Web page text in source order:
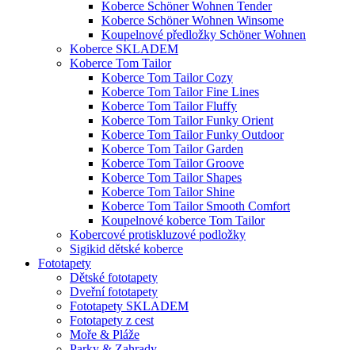
Koberce Schöner Wohnen Tender
Koberce Schöner Wohnen Winsome
Koupelnové předložky Schöner Wohnen
Koberce SKLADEM
Koberce Tom Tailor
Koberce Tom Tailor Cozy
Koberce Tom Tailor Fine Lines
Koberce Tom Tailor Fluffy
Koberce Tom Tailor Funky Orient
Koberce Tom Tailor Funky Outdoor
Koberce Tom Tailor Garden
Koberce Tom Tailor Groove
Koberce Tom Tailor Shapes
Koberce Tom Tailor Shine
Koberce Tom Tailor Smooth Comfort
Koupelnové koberce Tom Tailor
Kobercové protiskluzové podložky
Sigikid dětské koberce
Fototapety
Dětské fototapety
Dveřní fototapety
Fototapety SKLADEM
Fototapety z cest
Moře & Pláže